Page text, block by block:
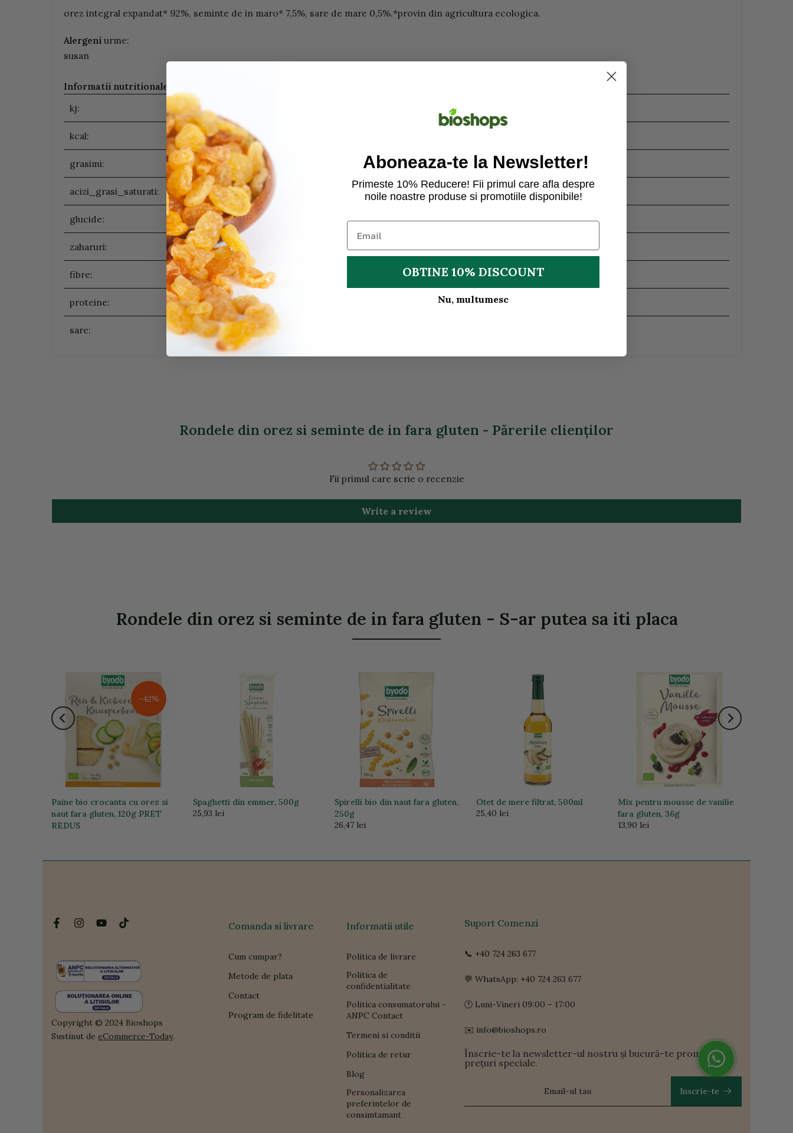
orez integral expandat* 92%, seminte de in maro* 7,5%, sare de mare 0,5%.*provin din agricultura ecologica.
Alergeni urme:
susan
Informatii nutritionale (100g/ ml)
kj:
kcal:
grasimi: 5,7g
acizi_grasi_saturati: 0,4g
glucide: 77g
zaharuri: 1,3g
fibre: 5,5g
proteine:
sare:
Rondele din orez si seminte de in fara gluten - Părerile clienţilor
Fii primul care scrie o recenzie
Write a review
Rondele din orez si seminte de in fara gluten - S-ar putea sa iti placa
-42%
Paine bio crocanta cu orez si
naut fara gluten, 120g PRET
REDUS
Spaghetti din emmer, 500g
25,93 lei
Spirelli bio din naut fara gluten,
250g
26,47 lei
Otet de mere filtrat, 500ml
25,40 lei
Mix pentru mousse de vanilie
fara gluten, 36g
13,90 lei
Copyright © 2024 Bioshops
Sustinut de eCommerce-Today.
Comanda si livrare
Cum cumpar?
Metode de plata
Contact
Program de fidelitate
Informatii utile
Politica de livrare
Politica de
confidentialitate
Politica consumatorului -
ANPC Contact
Termeni si conditii
Politica de retur
Blog
Personalizarea
preferintelor de
consimtamant
Suport Comenzi
📞 +40 724 263 677
💬 WhatsApp: +40 724 263 677
🕐 Luni-Vineri 09:00 – 17:00
✉️ info@bioshops.ro
Înscrie-te la newsletter-ul nostru și bucură-te promoții și
prețuri speciale.
Inscrie-te
Aboneaza-te la Newsletter!
Primeste 10% Reducere! Fii primul care afla despre
noile noastre produse si promotiile disponibile!
OBTINE 10% DISCOUNT
Nu, multumesc